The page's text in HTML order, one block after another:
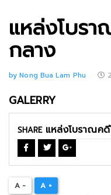
ABOUT
US
NEWS
LOGIN
REGISTER
แหล่งโบร
กลาง
by Nong Bua Lam Phu
GALERRY
SHARE
A - A +